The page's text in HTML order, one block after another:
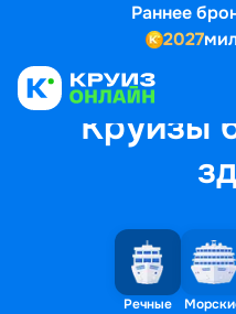
Раннее
2027
Круизы
Речные